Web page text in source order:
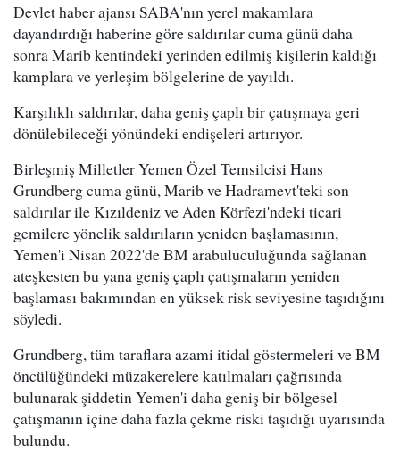
Devlet haber ajansı SABA'nın yerel makamlara
dayandırdığı haberine göre saldırılar cuma günü daha
sonra Marib kentindeki yerinden edilmiş kişilerin kaldığı
kamplara ve yerleşim bölgelerine de yayıldı.
Karşılıklı saldırılar, daha geniş çaplı bir çatışmaya geri
dönülebileceği yönündeki endişeleri artırıyor.
Birleşmiş Milletler Yemen Özel Temsilcisi Hans
Grundberg cuma günü, Marib ve Hadramevt'teki son
saldırılar ile Kızıldeniz ve Aden Körfezi'ndeki ticari
gemilere yönelik saldırıların yeniden başlamasının,
Yemen'i Nisan 2022'de BM arabuluculuğunda sağlanan
ateşkesten bu yana geniş çaplı çatışmaların yeniden
başlaması bakımından en yüksek risk seviyesine taşıdığını
söyledi.
Grundberg, tüm taraflara azami itidal göstermeleri ve BM
öncülüğündeki müzakerelere katılmaları çağrısında
bulunarak şiddetin Yemen'i daha geniş bir bölgesel
çatışmanın içine daha fazla çekme riski taşıdığı uyarısında
bulundu.